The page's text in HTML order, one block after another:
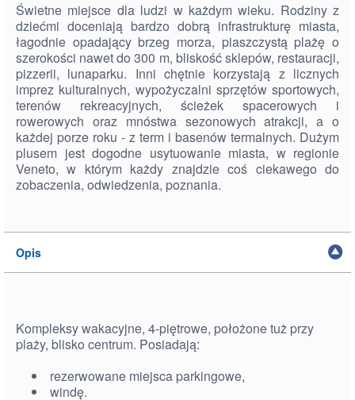
Świetne miejsce dla ludzi w każdym wieku. Rodziny z
dziećmi doceniają bardzo dobrą infrastrukturę miasta,
łagodnie opadający brzeg morza, piaszczystą plażę o
szerokości nawet do 300 m, bliskość sklepów, restauracji,
pizzerii, lunaparku. Inni chętnie korzystają z licznych
imprez kulturalnych, wypożyczalni sprzętów sportowych,
terenów rekreacyjnych, ścieżek spacerowych i
rowerowych oraz mnóstwa sezonowych atrakcji, a o
każdej porze roku - z term i basenów termalnych. Dużym
plusem jest dogodne usytuowanie miasta, w regionie
Veneto, w którym każdy znajdzie coś ciekawego do
zobaczenia, odwiedzenia, poznania.
Opis
Kompleksy wakacyjne, 4-piętrowe, położone tuż przy
plaży, blisko centrum. Posiadają:
rezerwowane miejsca parkingowe,
windę.